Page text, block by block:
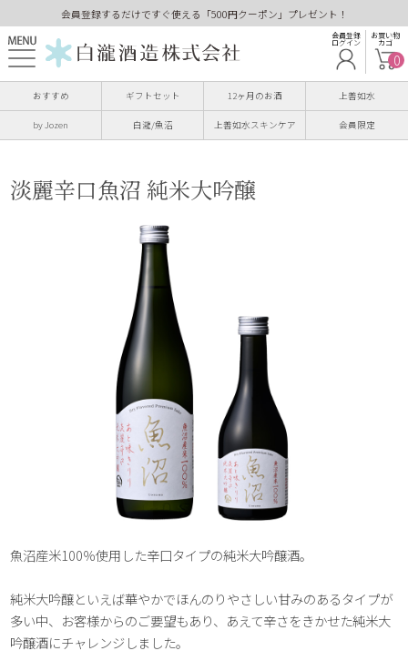
会員登録するだけですぐ使える「500円クーポン」プレゼント！
会員登録
ログイン
お買い物
カゴ
0
おすすめ ギフトセット 12ヶ月のお酒 上善如水
by Jozen 白瀧/魚沼 上善如水スキンケア 会員限定
淡麗辛口魚沼 純米大吟醸
魚沼産米100％使用した辛口タイプの純米大吟醸酒。
純米大吟醸といえば華やかでほんのりやさしい甘みのあるタイプが
多い中、お客様からのご要望もあり、あえて辛さをきかせた純米大
吟醸酒にチャレンジしました。